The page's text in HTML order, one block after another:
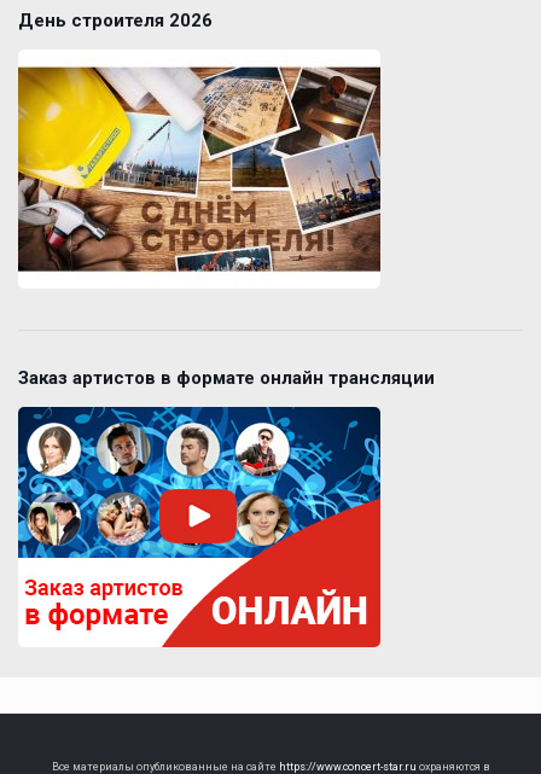
День строителя 2026
Заказ артистов в формате онлайн трансляции
Все материалы опубликованные на сайте https://www.concert-star.ru охраняются в